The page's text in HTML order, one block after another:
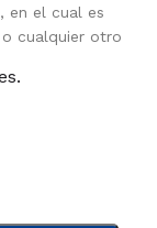
en el cual es
cualquier otro